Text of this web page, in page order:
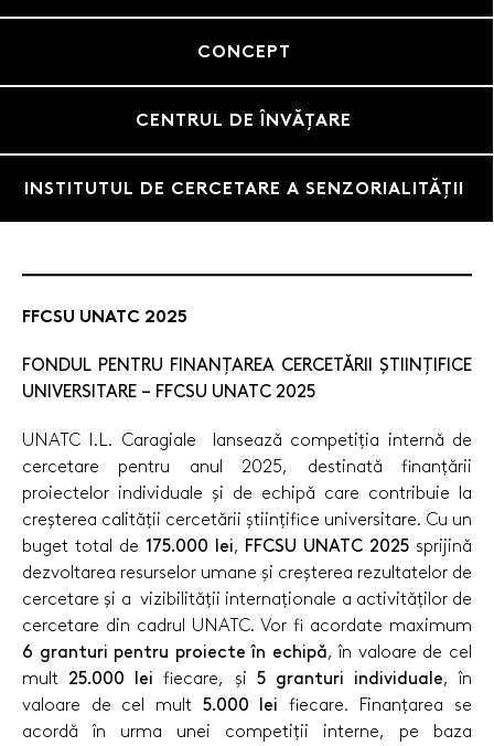
CONCEPT
CENTRUL DE ÎNVĂȚARE
INSTITUTUL DE CERCETARE A SENZORIALITĂȚII
FFCSU UNATC 2025
FONDUL PENTRU FINANȚAREA CERCETĂRII ȘTIINȚIFICE
UNIVERSITARE – FFCSU UNATC 2025
UNATC I.L. Caragiale lansează competiția internă de
cercetare pentru anul 2025, destinată finanțării
proiectelor individuale și de echipă care contribuie la
creșterea calității cercetării științifice universitare. Cu un
buget total de 175.000 lei, FFCSU UNATC 2025 sprijină
dezvoltarea resurselor umane și creșterea rezultatelor de
cercetare și a vizibilității internaționale a activităților de
cercetare din cadrul UNATC. Vor fi acordate maximum
6 granturi pentru proiecte în echipă, în valoare de cel
mult 25.000 leifiecare, și 5 granturi individuale, în
valoare de cel mult 5.000 lei fiecare. Finanțarea se
acordă în urma unei competiții interne, pe baza